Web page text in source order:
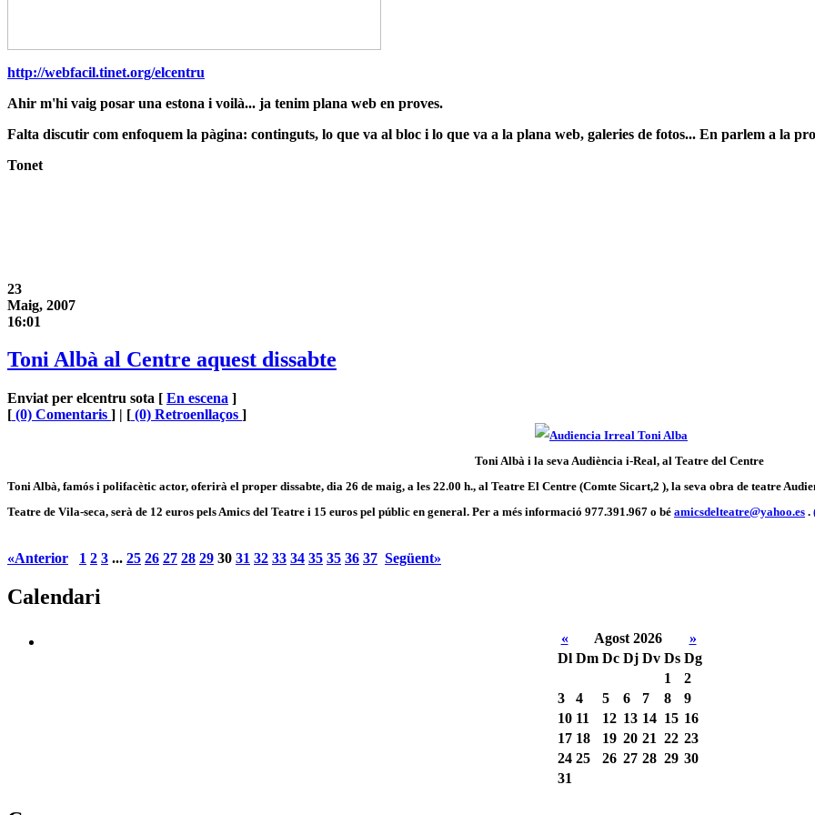
http://webfacil.tinet.org/elcentru
Ahir m'hi vaig posar una estona i voilà... ja tenim plana web en proves.
Falta discutir com enfoquem la pàgina: continguts, lo que va al bloc i lo que va a la plana web, galeries de fotos... En parlem a la
Tonet
23
Maig, 2007
16:01
Toni Albà al Centre aquest dissabte
Enviat per elcentru sota [ En escena ]
[ (0) Comentaris ] | [ (0) Retroenllaços ]
Toni Albà i la seva Audiència i-Real, al Teatre del Centre
Toni Albà, famós i polifacètic actor, oferirà el proper dissabte, dia 26 de maig, a les 22.00 h., al Teatre El Centre (Comte Sicart,2 ), la seva obra de teatre
Teatre de Vila-seca, serà de 12 euros pels Amics del Teatre i 15 euros pel públic en general. Per a més informació 977.391.967 o bé amicsdelteatre@yahoo.es .
«Anterior 1 2 3 ... 25 26 27 28 29 30 31 32 33 34 35 35 36 37 Següent»
Calendari
« Agost 2026
»
Dl Dm Dc Dj Dv Ds Dg
1
2
3
4 5 6 7 8
9
10 11 12 13 14 15 16
17 18 19 20 21 22 23
24 25 26 27 28 29 30
31